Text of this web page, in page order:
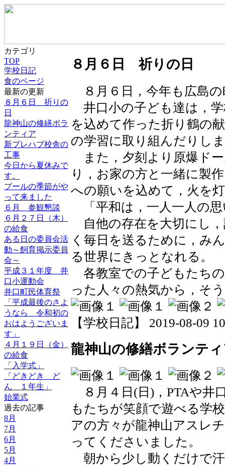
カテゴリ
TOP
学校日記
食のページ
最新の更新
８月６日 祈りの
日
龍神山の修繕ボラ
ンティア
新プレハブ校舎の
工事
今日から夏休みで
す。
プールの季節がや
って来ました
６月 参観懇談
６月２７日（木）
の給食
ある日の委員会活
動～飼育掲示委員
会～
平成３１年度 井
口小運動会
井口町民体育祭
「平成最後のさよ
うなら 令和初の
おはようございま
す」
４月１９日（金）
の給食
「入学式」
「どきどき ど
ん １年生」
始業式
過去の記事
8月
7月
6月
5月
4月
８月６日 祈りの日
８月６日，今年も広島
井口小の子ども達は，
を込めて作った折り鶴の
の学習に取り組んだりし
また，夕刻より原爆ド
り，お家の方と一緒に製
への願いを込めて，火を
「平和は，一人一人の
自他の存在を大切にし
く毎日を送るために，み
る世界にきっとなれる。
各教室での子どもたち
った人々の熱気から，そ
【学校日記】 2019-08-09
龍神山の修繕ボランテ
８月４日(日)，PTAや井
もたちが笑顔で遊べる学
アの方々が龍神山アスレ
ってくださいました。
朝から少し動くだけで